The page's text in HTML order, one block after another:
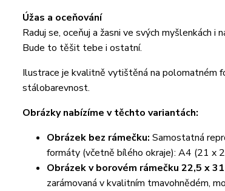
Úžas a oceňování
Raduj se, oceňuj a žasni ve svých myšlenkách i
Bude to těšit tebe i ostatní.
Ilustrace je kvalitně vytištěná na polomatném
stálobarevnost.
Obrázky nabízíme v těchto variantách:
Obrázek bez rámečku: Samostatná
formáty (včetně bílého okraje): A4 (21 x
Obrázek v borovém rámečku 22,5 x
zarámovaná v kvalitním tmavohnědém,